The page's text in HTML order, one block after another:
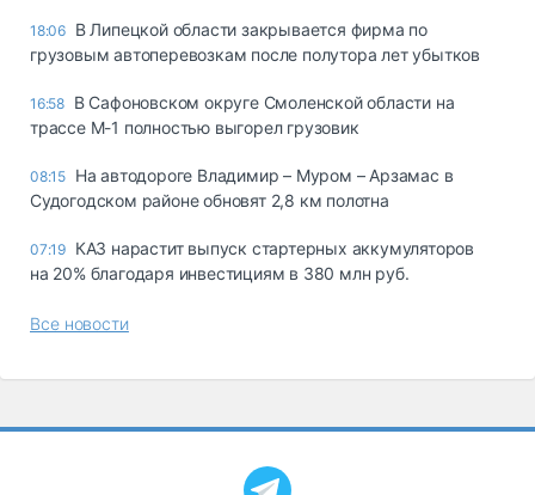
18:06 В Липецкой области закрывается фирма по
грузовым автоперевозкам после полутора лет убытков
16:58 В Сафоновском округе Смоленской области на
трассе М-1 полностью выгорел грузовик
08:15 На автодороге Владимир – Муром – Арзамас в
Судогодском районе обновят 2,8 км полотна
07:19 КАЗ нарастит выпуск стартерных аккумуляторов
на 20% благодаря инвестициям в 380 млн руб.
Все новости